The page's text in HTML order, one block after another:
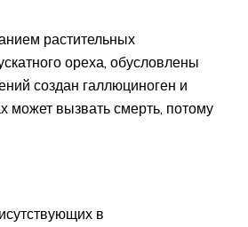
растительных
ореха, обусловлены
создан галлюциноген и
может вызвать смерть, потому
в